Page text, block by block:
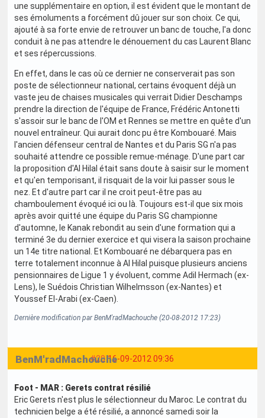
une supplémentaire en option, il est évident que le montant de
ses émoluments a forcément dû jouer sur son choix. Ce qui,
ajouté à sa forte envie de retrouver un banc de touche, l'a donc
conduit à ne pas attendre le dénouement du cas Laurent Blanc
et ses répercussions.
En effet, dans le cas où ce dernier ne conserverait pas son
poste de sélectionneur national, certains évoquent déjà un
vaste jeu de chaises musicales qui verrait Didier Deschamps
prendre la direction de l'équipe de France, Frédéric Antonetti
s'assoir sur le banc de l'OM et Rennes se mettre en quête d'un
nouvel entraîneur. Qui aurait donc pu être Kombouaré. Mais
l'ancien défenseur central de Nantes et du Paris SG n'a pas
souhaité attendre ce possible remue-ménage. D'une part car
la proposition d'Al Hilal était sans doute à saisir sur le moment
et qu'en temporisant, il risquait de la voir lui passer sous le
nez. Et d'autre part car il ne croit peut-être pas au
chamboulement évoqué ici ou là. Toujours est-il que six mois
après avoir quitté une équipe du Paris SG championne
d'automne, le Kanak rebondit au sein d'une formation qui a
terminé 3e du dernier exercice et qui visera la saison prochaine
un 14e titre national. Et Kombouaré ne débarquera pas en
terre totalement inconnue à Al Hilal puisque plusieurs anciens
pensionnaires de Ligue 1 y évoluent, comme Adil Hermach (ex-
Lens), le Suédois Christian Wilhelmsson (ex-Nantes) et
Youssef El-Arabi (ex-Caen).
Dernière modification par BenM'radMachouche (20-08-2012 17:23)
#20 16-09-2012 09:36
BenM'radMachouche
Foot - MAR : Gerets contrat résilié
Eric Gerets n'est plus le sélectionneur du Maroc. Le contrat du
technicien belge a été résilié, a annoncé samedi soir la